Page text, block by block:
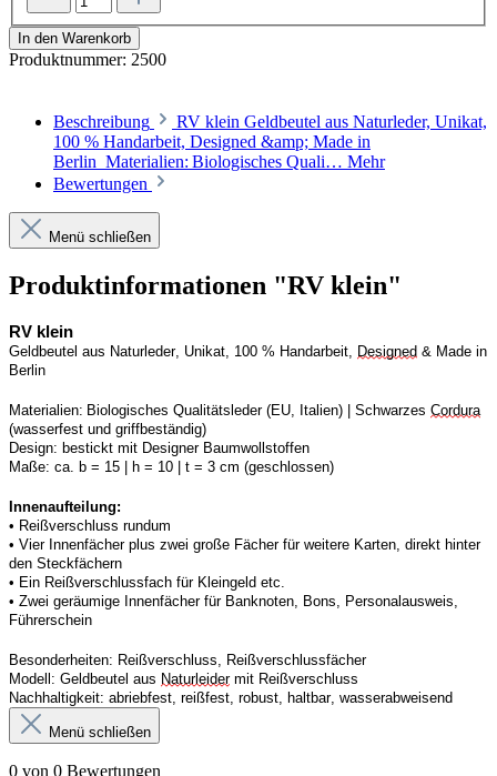
In den Warenkorb
Produktnummer: 2500
Beschreibung
RV klein Geldbeutel aus Naturleder, Unikat,
100 % Handarbeit, Designed &amp; Made in
Berlin Materialien: Biologisches Quali… Mehr
Bewertungen
Menü schließen
Produktinformationen "RV klein"
RV klein
Geldbeutel aus Naturleder, Unikat, 100 % Handarbeit, Designed & Made in
Berlin
Materialien: Biologisches Qualitätsleder (EU, Italien) | Schwarzes Cordura
(wasserfest und griffbeständig)
Design: bestickt mit Designer Baumwollstoffen
Maße: ca. b = 15 | h = 10 | t = 3 cm (geschlossen)
Innenaufteilung:
• Reißverschluss rundum
• Vier Innenfächer plus zwei große Fächer für weitere Karten, direkt hinter
den Steckfächern
• Ein Reißverschlussfach für Kleingeld etc.
• Zwei geräumige Innenfächer für Banknoten, Bons, Personalausweis,
Führerschein
Besonderheiten: Reißverschluss, Reißverschlussfächer
Modell: Geldbeutel aus Naturleider mit Reißverschluss
Nachhaltigkeit: abriebfest, reißfest, robust, haltbar, wasserabweisend
Menü schließen
0 von 0 Bewertungen